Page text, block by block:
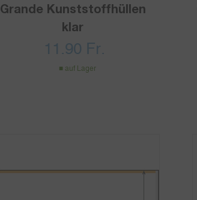
Grande Kunststoffhüllen
klar
11.90 Fr.
auf Lager